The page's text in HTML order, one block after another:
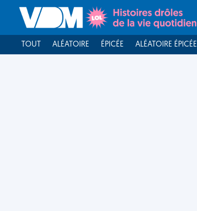
TOUT ALÉATOIRE ÉPICÉE ALÉATOIRE ÉPICÉE